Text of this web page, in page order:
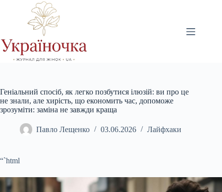
Геніальний спосіб, як легко позбутися ілюзій: ви про це
не знали, але хирість, що економить час, допоможе
зрозуміти: заміна не завжди краща
Павло Лещенко 03.06.2026 Лайфхаки
“`html